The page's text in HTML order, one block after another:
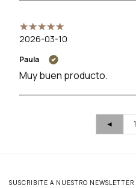
2026-03-10
Paula
Muy buen producto.
◄ 1
SUSCRIBITE A NUESTRO NEWSLETTER